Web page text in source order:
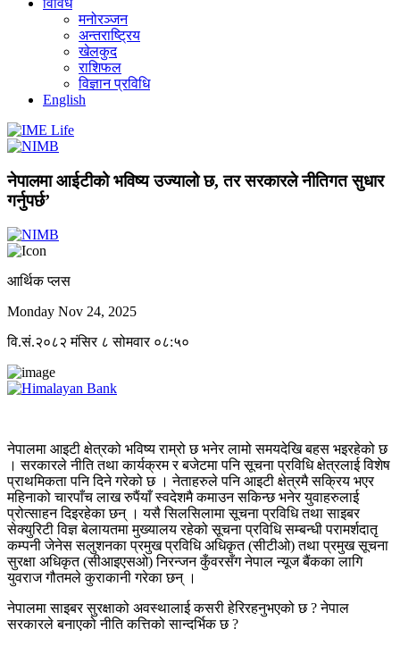
विविध
मनोरञ्जन
अन्तराष्ट्रिय
खेलकुद
राशिफल
विज्ञान प्रविधि
English
नेपालमा आईटीको भविष्य उज्यालो छ, तर सरकारले नीतिगत सुधार
गर्नुपर्छ’
आर्थिक प्लस
Monday Nov 24, 2025
वि.सं.२०८२ मंसिर ८ सोमवार ०८:५०
नेपालमा आइटी क्षेत्रको भविष्य राम्रो छ भनेर लामो समयदेखि बहस भइरहेको छ
। सरकारले नीति तथा कार्यक्रम र बजेटमा पनि सूचना प्रविधि क्षेत्रलाई विशेष
प्राथमिकता पनि दिने गरेको छ । नेताहरुले पनि आइटी क्षेत्रमै सक्रिय भएर
महिनाको चारपाँच लाख रुपैंयाँ स्वदेशमै कमाउन सकिन्छ भनेर युवाहरुलाई
प्रोत्साहन दिइरहेका छन् । यसै सिलसिलामा सूचना प्रविधि तथा साइबर
सेक्युरिटी विज्ञ बेलायतमा मुख्यालय रहेको सूचना प्रविधि सम्बन्धी परामर्शदातृ
कम्पनी जेनेस सलुशनका प्रमुख प्रविधि अधिकृत (सीटीओ) तथा प्रमुख सूचना
सुरक्षा अधिकृत (सीआइएसओ) निरन्जन कुँवरसँग नेपाल न्यूज बैंकका लागि
युवराज गौतमले कुराकानी गरेका छन् ।
नेपालमा साइबर सुरक्षाको अवस्थालाई कसरी हेरिरहनुभएको छ ? नेपाल
सरकारले बनाएको नीति कत्तिको सान्दर्भिक छ ?